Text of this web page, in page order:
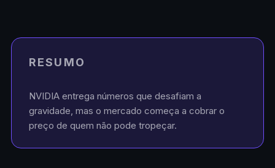
RESUMO
NVIDIA entrega números que desafiam a
gravidade, mas o mercado começa a cobrar o
preço de quem não pode tropeçar.